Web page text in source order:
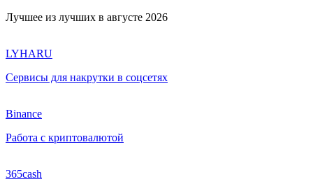
Лучшее из лучших в августе 2026
LYHARU
Сервисы для накрутки в соцсетях
Binance
Работа с криптовалютой
365cash